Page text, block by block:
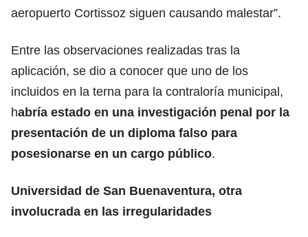
aeropuerto Cortissoz siguen causando malestar”.
Entre las observaciones realizadas tras la
aplicación, se dio a conocer que uno de los
incluidos en la terna para la contraloría municipal,
habría estado en una investigación penal por la
presentación de un diploma falso para
posesionarse en un cargo público.
Universidad de San Buenaventura, otra
involucrada en las irregularidades